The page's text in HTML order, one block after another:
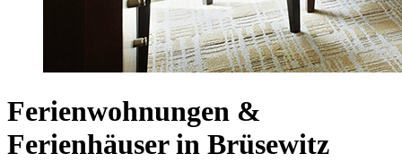
Ferienwohnungen &
Ferienhäuser in Brüsewitz